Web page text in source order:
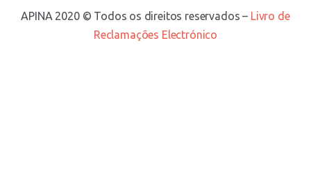
APINA 2020 © Todos os direitos reservados – Livro de
Reclamações Electrónico